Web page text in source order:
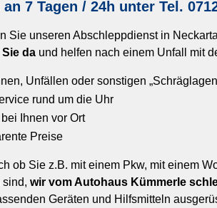
7 Tagen / 24h unter Tel.
Sie unseren Abschleppdienst in
da und helfen nach einem Unfall mit
Unfällen oder sonstigen
rund um die Uhr
Ihnen vor Ort
Preise
ob Sie z.B. mit einem Pkw, mit einem
wir vom Autohaus Kümmerle
Geräten und Hilfsmitteln